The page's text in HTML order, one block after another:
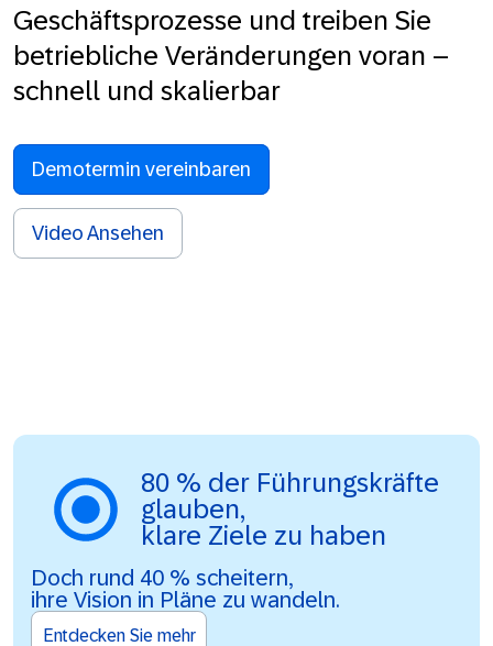
Geschäftsprozesse und treiben Sie
betriebliche Veränderungen voran –
schnell und skalierbar
Demotermin vereinbaren
Video Ansehen
80 % der Führungskräfte
glauben,
klare Ziele zu haben
Doch rund 40 % scheitern,
ihre Vision in Pläne zu wandeln.
Entdecken Sie mehr